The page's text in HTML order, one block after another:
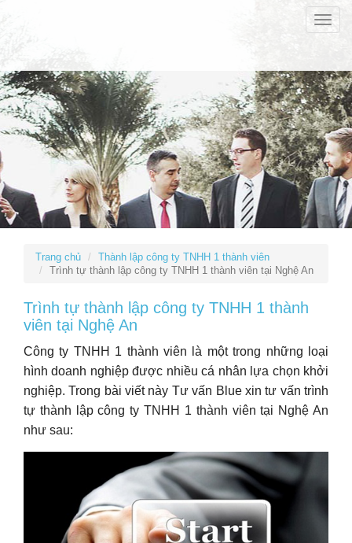
Toggle
Trang chủ
Thành lập công ty TNHH 1 thành viên
Trình tự thành lập công ty TNHH 1 thành viên tại Nghệ An
Trình tự thành lập công ty TNHH 1 thành
viên tại Nghệ An
Công ty TNHH 1 thành viên là một trong những loại
hình doanh nghiệp được nhiều cá nhân lựa chọn khởi
nghiệp. Trong bài viết này Tư vấn Blue xin tư vấn trình
tự thành lập công ty TNHH 1 thành viên tại Nghệ An
như sau: